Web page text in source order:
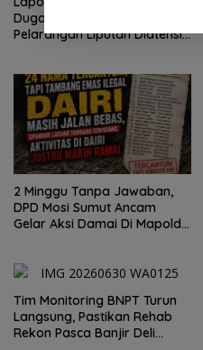
Dugaan Pengancaman dan
Pelarangan Liputan Diatensi
2 Minggu Tanpa Jawaban,
DPD Mosi Sumut Ancam
Gelar Aksi Damai Di Mapolda
Sumut Irjen Whisnu
Tim Monitoring BNPT Turun
Langsung, Pastikan Rehab
Rekon Pasca Banjir Deli